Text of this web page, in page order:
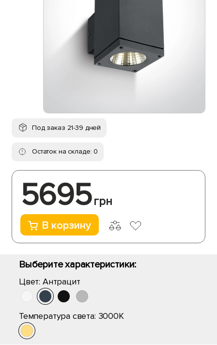
Под заказ 21-39 дней
Остаток на складе: 0
5695грн
В корзину
Выберите характеристики:
Цвет: Антрацит
Температура света: 3000K